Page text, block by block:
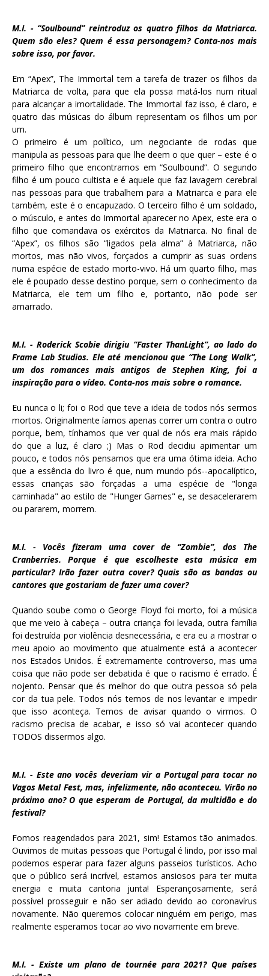
M.I. - “Soulbound” reintroduz os quatro filhos da Matriarca.
Quem são eles? Quem é essa personagem? Conta-nos mais
sobre isso, por favor.
Em “Apex”, The Immortal tem a tarefa de trazer os filhos da
Matriarca de volta, para que ela possa matá-los num ritual
para alcançar a imortalidade. The Immortal faz isso, é claro, e
quatro das músicas do álbum representam os filhos um por
um.
O primeiro é um político, um negociante de rodas que
manipula as pessoas para que lhe deem o que quer – este é o
primeiro filho que encontramos em “Soulbound”. O segundo
filho é um pouco cultista e é aquele que faz lavagem cerebral
nas pessoas para que trabalhem para a Matriarca e para ele
também, este é o encapuzado. O terceiro filho é um soldado,
o músculo, e antes do Immortal aparecer no Apex, este era o
filho que comandava os exércitos da Matriarca. No final de
“Apex”, os filhos são “ligados pela alma” à Matriarca, não
mortos, mas não vivos, forçados a cumprir as suas ordens
numa espécie de estado morto-vivo. Há um quarto filho, mas
ele é poupado desse destino porque, sem o conhecimento da
Matriarca, ele tem um filho e, portanto, não pode ser
amarrado.
M.I. - Roderick Scobie dirigiu “Faster ThanLight”, ao lado do
Frame Lab Studios. Ele até mencionou que “The Long Walk”,
um dos romances mais antigos de Stephen King, foi a
inspiração para o vídeo. Conta-nos mais sobre o romance.
Eu nunca o li; foi o Rod que teve a ideia de todos nós sermos
mortos. Originalmente íamos apenas correr um contra o outro
porque, bem, tínhamos que ver qual de nós era mais rápido
do que a luz, é claro ;) Mas o Rod decidiu apimentar um
pouco, e todos nós pensamos que era uma ótima ideia. Acho
que a essência do livro é que, num mundo pós--apocalíptico,
essas crianças são forçadas a uma espécie de "longa
caminhada" ao estilo de "Hunger Games" e, se desacelerarem
ou pararem, morrem.
M.I. - Vocês fizeram uma cover de “Zombie”, dos The
Cranberries. Porque é que escolheste esta música em
particular? Irão fazer outra cover? Quais são as bandas ou
cantores que gostariam de fazer uma cover?
Quando soube como o George Floyd foi morto, foi a música
que me veio à cabeça – outra criança foi levada, outra família
foi destruída por violência desnecessária, e era eu a mostrar o
meu apoio ao movimento que atualmente está a acontecer
nos Estados Unidos. É extremamente controverso, mas uma
coisa que não pode ser debatida é que o racismo é errado. É
nojento. Pensar que és melhor do que outra pessoa só pela
cor da tua pele. Todos nós temos de nos levantar e impedir
que isso aconteça. Temos de avisar quando o virmos. O
racismo precisa de acabar, e isso só vai acontecer quando
TODOS dissermos algo.
M.I. - Este ano vocês deveriam vir a Portugal para tocar no
Vagos Metal Fest, mas, infelizmente, não aconteceu. Virão no
próximo ano? O que esperam de Portugal, da multidão e do
festival?
Fomos reagendados para 2021, sim! Estamos tão animados.
Ouvimos de muitas pessoas que Portugal é lindo, por isso mal
podemos esperar para fazer alguns passeios turísticos. Acho
que o público será incrível, estamos ansiosos para ter muita
energia e muita cantoria junta! Esperançosamente, será
possível prosseguir e não ser adiado devido ao coronavírus
novamente. Não queremos colocar ninguém em perigo, mas
realmente esperamos tocar ao vivo novamente em breve.
M.I. - Existe um plano de tournée para 2021? Que países